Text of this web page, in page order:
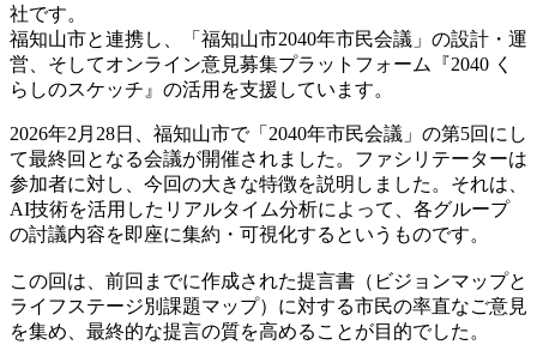
社です。
福知山市と連携し、「福知山市2040年市民会議」の設計・運
営、そしてオンライン意見募集プラットフォーム『2040 く
らしのスケッチ』の活用を支援しています。
2026年2月28日、福知山市で「2040年市民会議」の第5回にし
て最終回となる会議が開催されました。ファシリテーターは
参加者に対し、今回の大きな特徴を説明しました。それは、
AI技術を活用したリアルタイム分析によって、各グループ
の討議内容を即座に集約・可視化するというものです。
この回は、前回までに作成された提言書（ビジョンマップと
ライフステージ別課題マップ）に対する市民の率直なご意見
を集め、最終的な提言の質を高めることが目的でした。